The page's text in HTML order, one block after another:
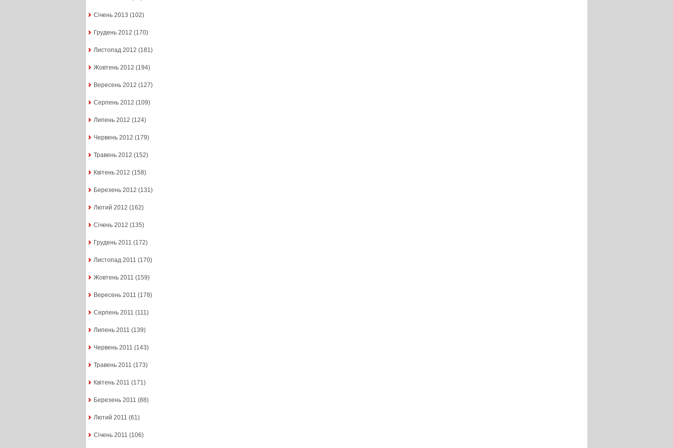
Січень 2013 (102)
Грудень 2012 (170)
Листопад 2012 (181)
Жовтень 2012 (194)
Вересень 2012 (127)
Серпень 2012 (109)
Липень 2012 (124)
Червень 2012 (179)
Травень 2012 (152)
Квітень 2012 (158)
Березень 2012 (131)
Лютий 2012 (162)
Січень 2012 (135)
Грудень 2011 (172)
Листопад 2011 (170)
Жовтень 2011 (159)
Вересень 2011 (178)
Серпень 2011 (111)
Липень 2011 (139)
Червень 2011 (143)
Травень 2011 (173)
Квітень 2011 (171)
Березень 2011 (88)
Лютий 2011 (61)
Січень 2011 (106)